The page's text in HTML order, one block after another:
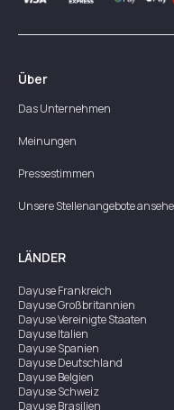
Über
Das Unternehmen
Meinungen
Pressestimmen
Unsere Stellenangebote
LÄNDER
DayuseFrankreich
DayuseGroßbritannien
DayuseVereinigte Staaten
DayuseItalien
DayuseSpanien
DayuseDeutschland
DayuseBelgien
DayuseSchweiz
DayuseBrasilien